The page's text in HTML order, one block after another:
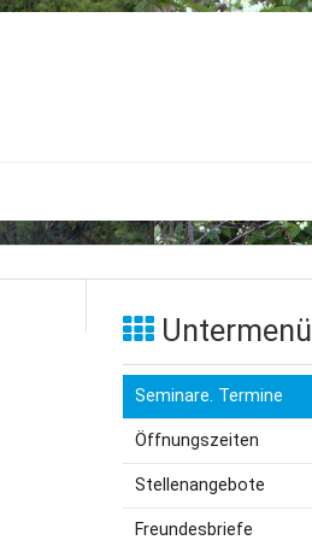
Untermenü
Seminare. Termine
Öffnungszeiten
Stellenangebote
Freundesbriefe